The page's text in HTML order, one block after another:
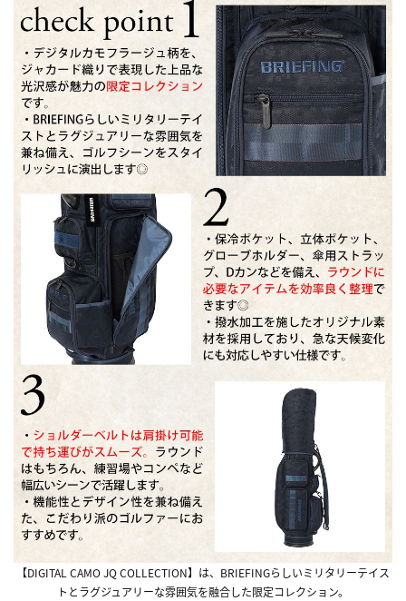
【DIGITAL CAMO JQ COLLECTION】は、BRIEFINGらしいミリタリーテイス
トとラグジュアリーな雰囲気を融合した限定コレクション。